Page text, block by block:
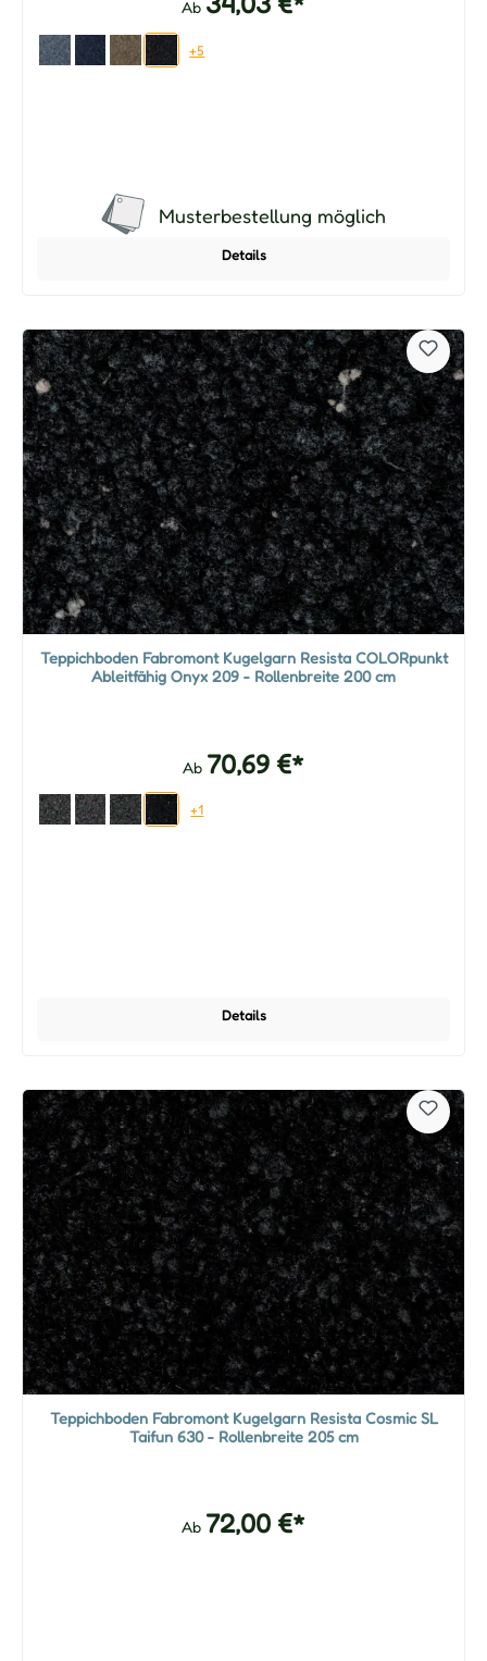
Ab
+5
Musterbestellung möglich
Details
Teppichboden Fabromont Kugelgarn Resista COLORpunkt
Ableitfähig Onyx 209 - Rollenbreite 200 cm
Ab 70,69 €*
+1
Details
Teppichboden Fabromont Kugelgarn Resista Cosmic SL
Taifun 630 - Rollenbreite 205 cm
Ab 72,00 €*